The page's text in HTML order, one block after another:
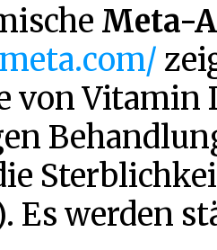
Meta-
von Vitamin
Es werden